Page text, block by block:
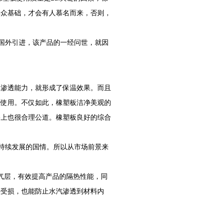
基础，才会有人慕名而来，否则，
外引进，该产品的一经问世，就因
透能力，就形成了保温效果。而且
用。不仅如此，橡塑板洁净美观的
也很合理公道。橡塑板良好的综合
续发展的国情。所以从市场前景来
，有效提高产品的隔热性能，同
损，也能防止水汽渗透到材料内